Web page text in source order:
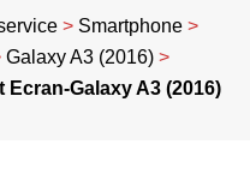
> Smartphone>
Galaxy A3 (2016)>
Ecran-Galaxy A3 (2016)